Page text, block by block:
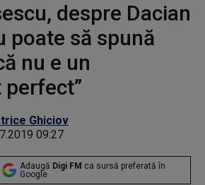
despre Dacian
poate să spună
nu e un
Ghiciov
09:27
Adaugă Digi FM ca sursă preferată în
Google